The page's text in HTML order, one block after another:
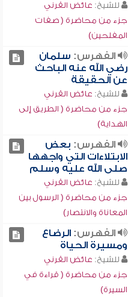
للشيخ: عائض القرني
جزء من محاضرة ( صفات
المفلحين)
الفهرس: سلمان
رضي الله عنه الباحث
عن الحقيقة
للشيخ: عائض القرني
جزء من محاضرة ( الطريق إلى
الهداية)
الفهرس: بعض
الابتلاءات التي واجهها
صلى الله عليه وسلم
للشيخ: عائض القرني
جزء من محاضرة ( الرسول بين
المعاناة والانتصار)
الفهرس:الرضاع
ومسيرة الحياة
للشيخ: عائض القرني
جزء من محاضرة ( قراءة في
السيرة)